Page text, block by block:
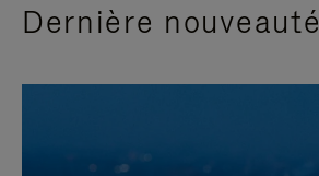
Dernière nouveauté